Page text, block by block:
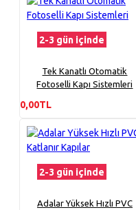
2-3 gün içinde
Tek Kanatlı Otomatik
Fotoselli Kapı Sistemleri
0,00TL
2-3 gün içinde
Adalar Yüksek Hızlı PVC